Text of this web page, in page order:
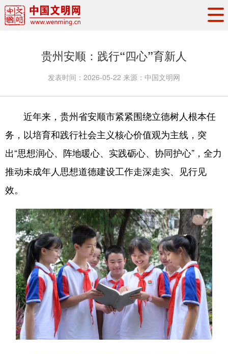
权威发布
资讯联播
地方交流
文明培育
文明实践
文明创建
贵州安顺：践行“四心”育新人
发表时间： 2026-05-22 来源： 中国文明网
近年来，贵州省安顺市紧紧围绕立德树人根本任
务，以培育和践行社会主义核心价值观为主线，突
出“思想润心、阵地暖心、实践砺心、协同护心”，全力
推动未成年人思想道德建设工作走深走实、见行见
效。